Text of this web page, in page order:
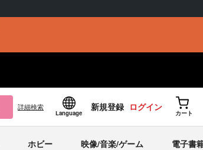
詳細検索
Language
新規登録 ログイン
カート
ホビー 映像/音楽/ゲーム 電子書